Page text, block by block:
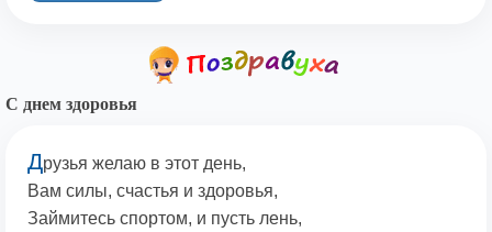
С днем здоровья
Друзья желаю в этот день,
Вам силы, счастья и здоровья,
Займитесь спортом, и пусть лень,